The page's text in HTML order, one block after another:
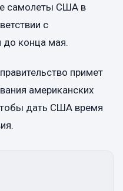
самолеты США в
с
конца мая.
примет
американских
дать США время